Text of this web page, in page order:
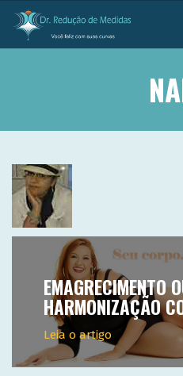
EMAGRECIMENTO
HARMONIZAÇÃO
Leia o artigo